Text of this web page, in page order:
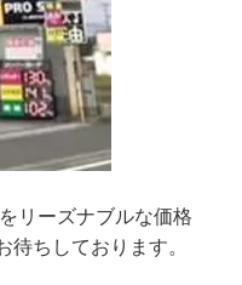
リーズナブルな価格
ちしております。